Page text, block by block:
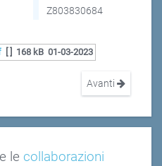
Z803830684
168 kB 01-03-2023
Avanti
le collaborazioni